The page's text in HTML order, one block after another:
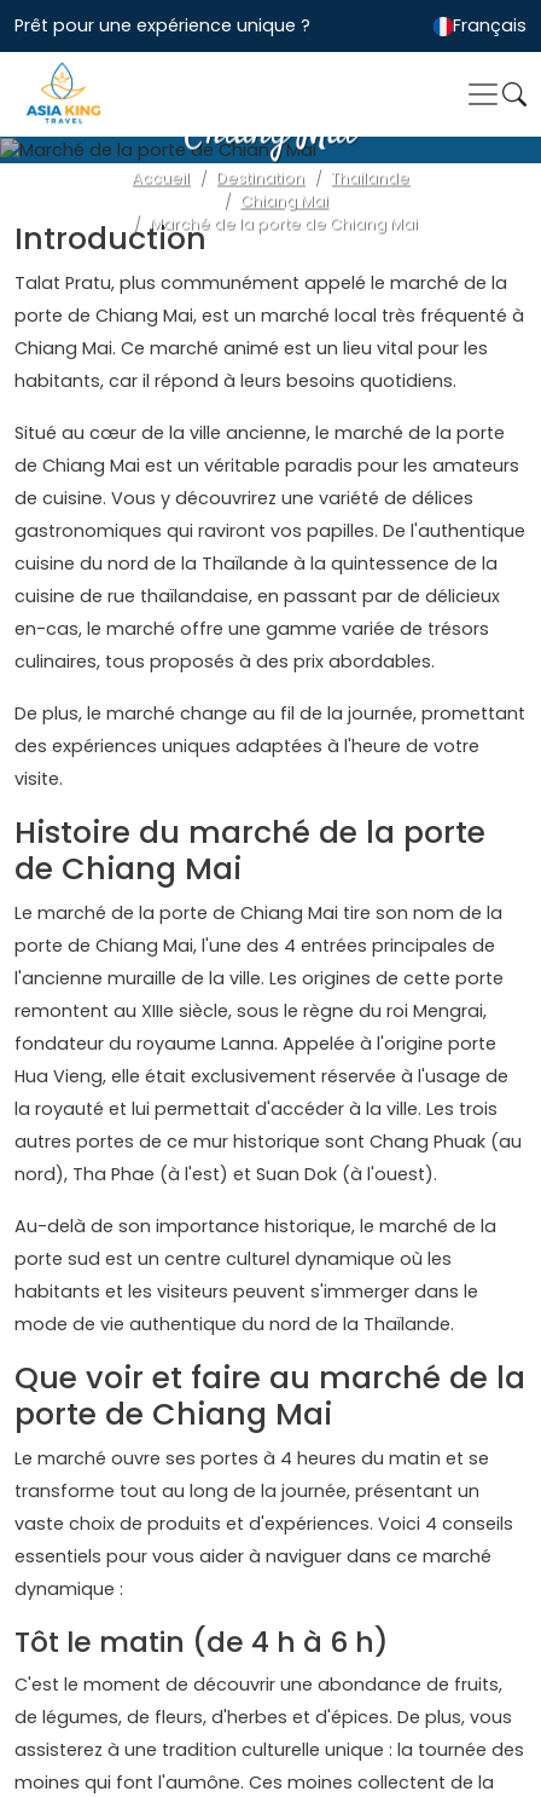
Prêt pour une expérience unique ? Français
Chiang Mai
Accueil Destination
Thailande
Chiang Mai
Marché de la porte de Chiang Mai
Introduction
Talat Pratu, plus communément appelé le marché de la
porte de Chiang Mai, est un marché local très fréquenté à
Chiang Mai. Ce marché animé est un lieu vital pour les
habitants, car il répond à leurs besoins quotidiens.
Situé au cœur de la ville ancienne, le marché de la porte
de Chiang Mai est un véritable paradis pour les amateurs
de cuisine. Vous y découvrirez une variété de délices
gastronomiques qui raviront vos papilles. De l'authentique
cuisine du nord de la Thaïlande à la quintessence de la
cuisine de rue thaïlandaise, en passant par de délicieux
en-cas, le marché offre une gamme variée de trésors
culinaires, tous proposés à des prix abordables.
De plus, le marché change au fil de la journée, promettant
des expériences uniques adaptées à l'heure de votre
visite.
Histoire du marché de la porte
de Chiang Mai
Le marché de la porte de Chiang Mai tire son nom de la
porte de Chiang Mai, l'une des 4 entrées principales de
l'ancienne muraille de la ville. Les origines de cette porte
remontent au XIIIe siècle, sous le règne du roi Mengrai,
fondateur du royaume Lanna. Appelée à l'origine porte
Hua Vieng, elle était exclusivement réservée à l'usage de
la royauté et lui permettait d'accéder à la ville. Les trois
autres portes de ce mur historique sont Chang Phuak (au
nord), Tha Phae (à l'est) et Suan Dok (à l'ouest).
Au-delà de son importance historique, le marché de la
porte sud est un centre culturel dynamique où les
habitants et les visiteurs peuvent s'immerger dans le
mode de vie authentique du nord de la Thaïlande.
Que voir et faire au marché de la
porte de Chiang Mai
Le marché ouvre ses portes à 4 heures du matin et se
transforme tout au long de la journée, présentant un
vaste choix de produits et d'expériences. Voici 4 conseils
essentiels pour vous aider à naviguer dans ce marché
dynamique :
Tôt le matin (de 4 h à 6 h)
C'est le moment de découvrir une abondance de fruits,
de légumes, de fleurs, d'herbes et d'épices. De plus, vous
assisterez à une tradition culturelle unique : la tournée des
moines qui font l'aumône. Ces moines collectent de la